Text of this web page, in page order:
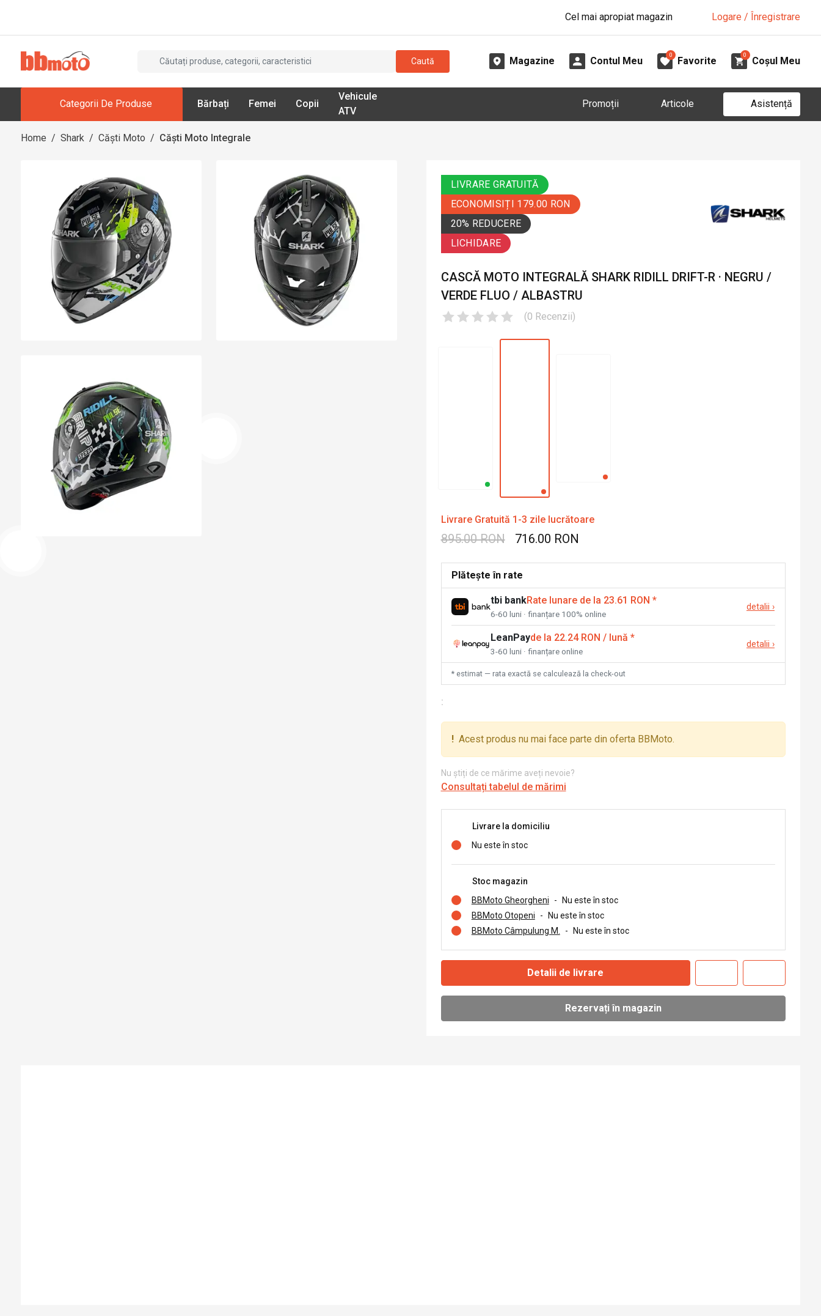
Cel mai apropiat magazin Logare / Înregistrare
Caută Magazine Contul Meu
0
Favorite
0
Coșul Meu
Categorii De Produse Bărbați Femei Copii
Vehicule
ATV
Promoții Articole Asistență
Home / Shark / Căști Moto / Căști Moto Integrale
LIVRARE GRATUITĂ
ECONOMISIȚI 179.00 RON
20% REDUCERE
LICHIDARE
CASCĂ MOTO INTEGRALĂ SHARK RIDILL DRIFT-R · NEGRU /
VERDE FLUO / ALBASTRU
(0 Recenzii)
Livrare Gratuită 1-3 zile lucrătoare
895.00 RON 716.00 RON
Plătește în rate
tbi bankRate lunare de la 23.61 RON *
6-60 luni · finanțare 100% online
detalii ›
LeanPayde la 22.24 RON / lună *
3-60 luni · finanțare online
detalii ›
* estimat — rata exactă se calculează la check-out
:
! Acest produs nu mai face parte din oferta BBMoto.
Nu știți de ce mărime aveți nevoie?
Consultați tabelul de mărimi
Livrare la domiciliu
Nu este în stoc
Stoc magazin
BBMoto Gheorgheni
- Nu este în stoc
BBMoto Otopeni
- Nu este în stoc
BBMoto Câmpulung M.
- Nu este în stoc
Detalii de livrare
Rezervați în magazin